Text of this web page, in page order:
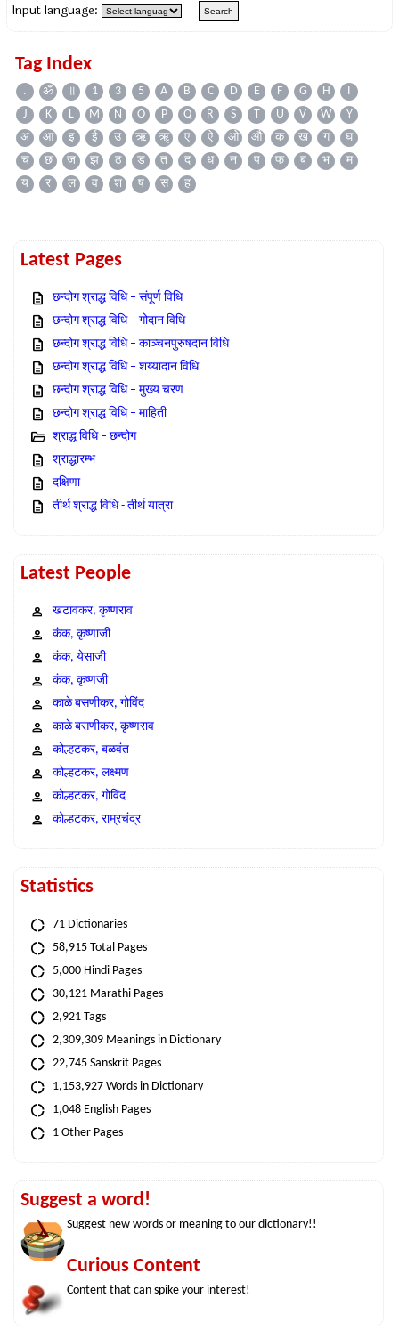
Input language:
Tag Index
. ॐ ॥ 1 3 5 A B C D E F G H
I
J
K L M N O P Q R S T U V W
Y
अ
आ इ ई उ ऋ ॠ ए ऐ ओ औ क ख ग
घ
च
छ ज झ ठ ड त द ध न प फ ब भ
म
य
र ल व श ष स ह
Latest Pages
छन्दोग श्राद्ध विधि – संपूर्ण विधि
छन्दोग श्राद्ध विधि – गोदान विधि
छन्दोग श्राद्ध विधि – काञ्चनपुरुषदान विधि
छन्दोग श्राद्ध विधि – शय्यादान विधि
छन्दोग श्राद्ध विधि – मुख्य चरण
छन्दोग श्राद्ध विधि – माहिती
श्राद्ध विधि – छन्दोग
श्राद्धारम्भ
दक्षिणा
तीर्थ श्राद्ध विधि - तीर्थ यात्रा
Latest People
खटावकर, कृष्णराव
कंक, कृष्णाजी
कंक, येसाजी
कंक, कृष्णजी
काळे बसणीकर, गोविंद
काळे बसणीकर, कृष्णराव
कोल्हटकर, बळवंत
कोल्हटकर, लक्ष्मण
कोल्हटकर, गोविंद
कोल्हटकर, राम्रचंद्र
Statistics
71 Dictionaries
58,915 Total Pages
5,000 Hindi Pages
30,121 Marathi Pages
2,921 Tags
2,309,309 Meanings in Dictionary
22,745 Sanskrit Pages
1,153,927 Words in Dictionary
1,048 English Pages
1 Other Pages
Suggest a word!
Suggest new words or meaning to our dictionary!!
Curious Content
Content that can spike your interest!